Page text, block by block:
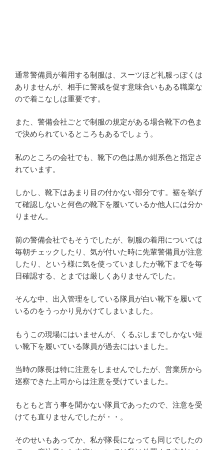
通常警備員が着用する制服は、スーツほど礼服っぽくは
ありませんが、相手に警戒を促す意味合いもある職業な
ので着こなしは重要です。
また、警備会社ごとで制服の規定がある場合靴下の色ま
で決められているところもあるでしょう。
私のところの会社でも、靴下の色は黒か紺系色と指定さ
れています。
しかし、靴下はあまり目の付かない部分です。裾を挙げ
て確認しないと何色の靴下を履いているか他人には分か
りません。
前の警備会社でもそうでしたが、制服の着用については
毎朝チェックしたり、気が付いた時に先輩警備員が注意
したり、という様に気を使っていましたが靴下までを毎
日確認する、とまでは厳しくありませんでした。
そんな中、出入管理をしている隊員が白い靴下を履いて
いるのをうっかり見かけてしまいました。
もうこの現場にはいませんが、くるぶしまでしかない短
い靴下を履いている隊員が過去にはいました。
当時の隊長は特に注意をしませんでしたが、営業所から
巡察できた上司からは注意を受けていました。
もともと言う事を聞かない隊員であったので、注意を受
けても直りませんでしたが・・。
そのせいもあってか、私が隊長になっても同じでしたの